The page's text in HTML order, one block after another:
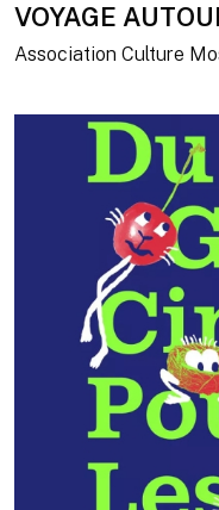
VOYAGE
Association Culture